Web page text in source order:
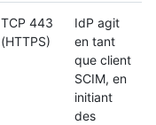
TCP 443
(HTTPS)
IdP agit
en tant
que client
SCIM, en
initiant
des